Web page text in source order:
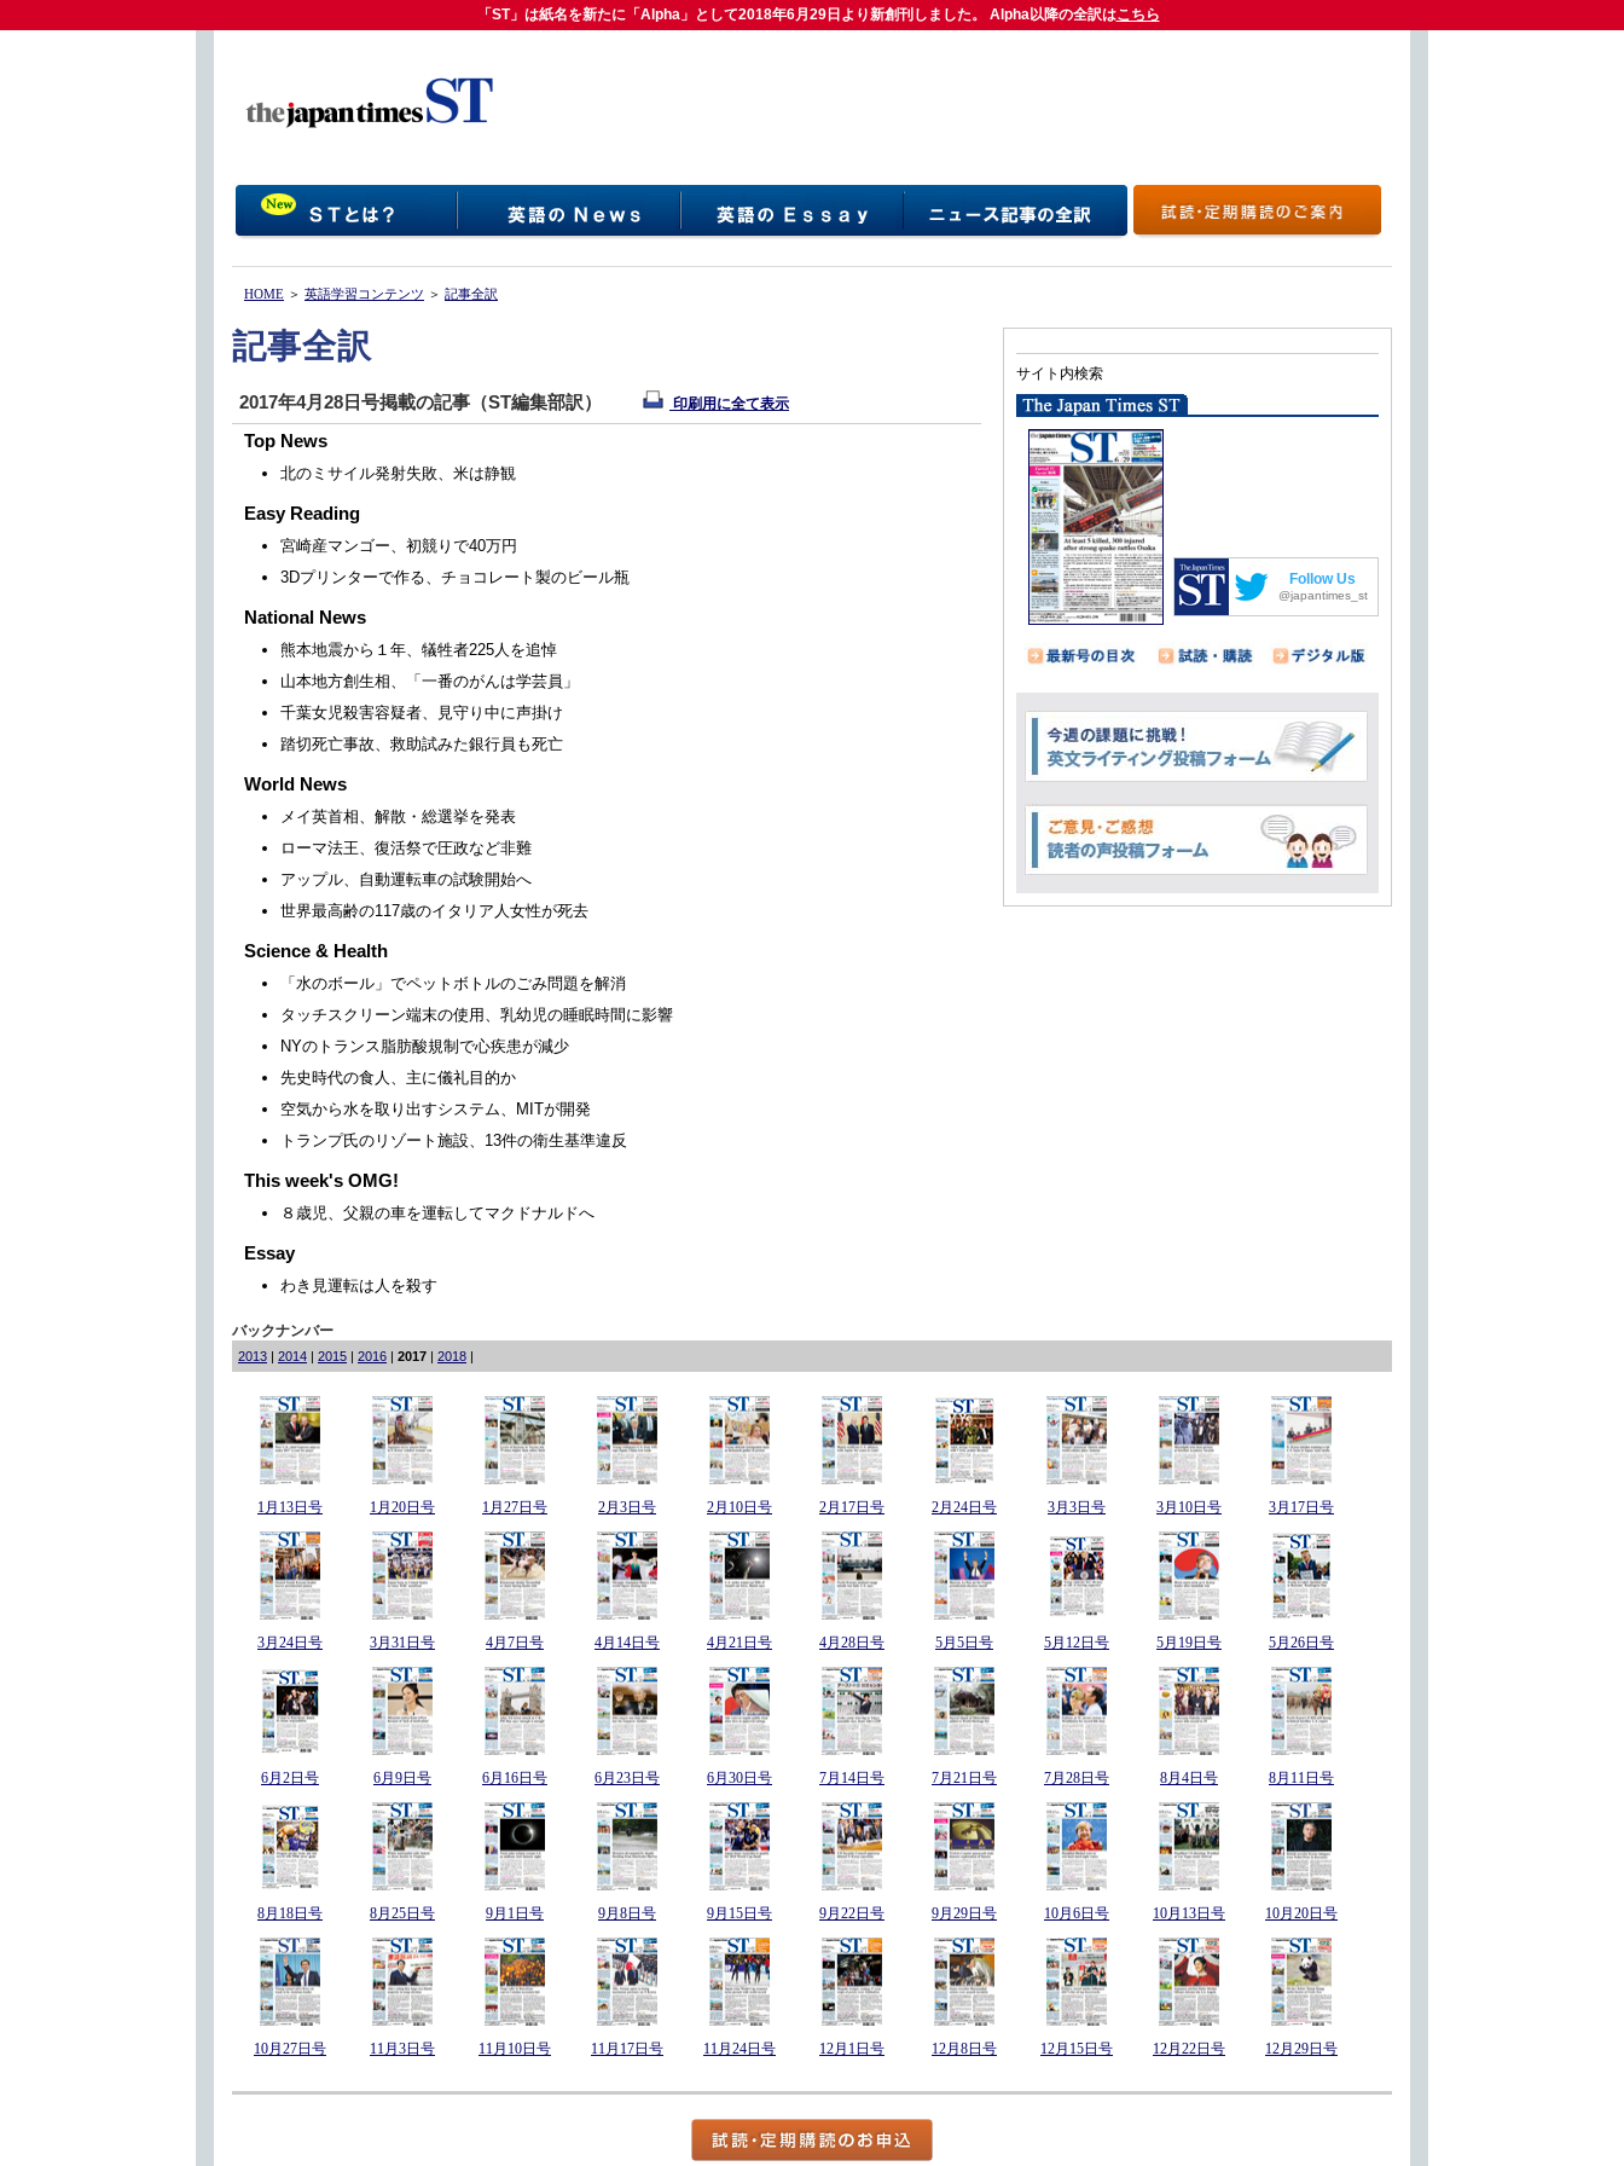
「ST」は紙名を新たに「Alpha」として2018年6月29日より新創刊しました。 Alpha以降の全訳はこちら
「ST」は紙名を新たに「Alpha」として2018年6月29日より新創刊しました。 Alpha以降の全訳はこちら
HOME ＞ 英語学習コンテンツ ＞ 記事全訳
記事全訳
2017年4月28日号掲載の記事（ST編集部訳） 印刷用に全て表示
Top News
北のミサイル発射失敗、米は静観
Easy Reading
宮崎産マンゴー、初競りで40万円
3Dプリンターで作る、チョコレート製のビール瓶
National News
熊本地震から１年、犠牲者225人を追悼
山本地方創生相、「一番のがんは学芸員」
千葉女児殺害容疑者、見守り中に声掛け
踏切死亡事故、救助試みた銀行員も死亡
World News
メイ英首相、解散・総選挙を発表
ローマ法王、復活祭で圧政など非難
アップル、自動運転車の試験開始へ
世界最高齢の117歳のイタリア人女性が死去
Science & Health
「水のボール」でペットボトルのごみ問題を解消
タッチスクリーン端末の使用、乳幼児の睡眠時間に影響
NYのトランス脂肪酸規制で心疾患が減少
先史時代の食人、主に儀礼目的か
空気から水を取り出すシステム、MITが開発
トランプ氏のリゾート施設、13件の衛生基準違反
This week's OMG!
８歳児、父親の車を運転してマクドナルドへ
Essay
わき見運転は人を殺す
サイト内検索
Follow Us
@japantimes_st
バックナンバー
2013 | 2014 | 2015 | 2016 | 2017 | 2018 |
1月13日号 1月20日号 1月27日号 2月3日号 2月10日号 2月17日号 2月24日号 3月3日号 3月10日号 3月17日号
3月24日号 3月31日号 4月7日号 4月14日号 4月21日号 4月28日号 5月5日号 5月12日号 5月19日号 5月26日号
6月2日号 6月9日号 6月16日号 6月23日号 6月30日号 7月14日号 7月21日号 7月28日号 8月4日号 8月11日号
8月18日号 8月25日号 9月1日号 9月8日号 9月15日号 9月22日号 9月29日号 10月6日号 10月13日号 10月20日号
10月27日号 11月3日号 11月10日号 11月17日号 11月24日号 12月1日号 12月8日号 12月15日号 12月22日号 12月29日号